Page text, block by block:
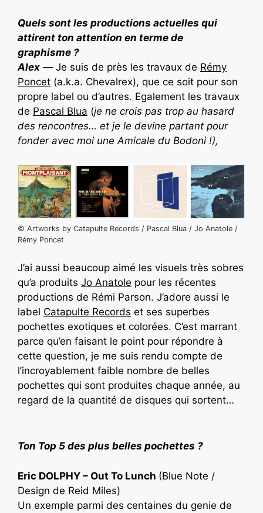
Quels sont les productions actuelles qui
attirent ton attention en terme de
graphisme ?
Alex — Je suis de près les travaux de Rémy
Poncet (a.k.a. Chevalrex), que ce soit pour son
propre label ou d’autres. Egalement les travaux
de Pascal Blua (je ne crois pas trop au hasard
des rencontres… et je le devine partant pour
fonder avec moi une Amicale du Bodoni !),
© Artworks by Catapulte Records / Pascal Blua / Jo Anatole /
Rémy Poncet
J’ai aussi beaucoup aimé les visuels très sobres
qu’a produits Jo Anatole pour les récentes
productions de Rémi Parson. J’adore aussi le
label Catapulte Records et ses superbes
pochettes exotiques et colorées. C’est marrant
parce qu’en faisant le point pour répondre à
cette question, je me suis rendu compte de
l’incroyablement faible nombre de belles
pochettes qui sont produites chaque année, au
regard de la quantité de disques qui sortent…
Ton Top 5 des plus belles pochettes ?
Eric DOLPHY – Out To Lunch (Blue Note /
Design de Reid Miles)
Un exemple parmi des centaines du genie de